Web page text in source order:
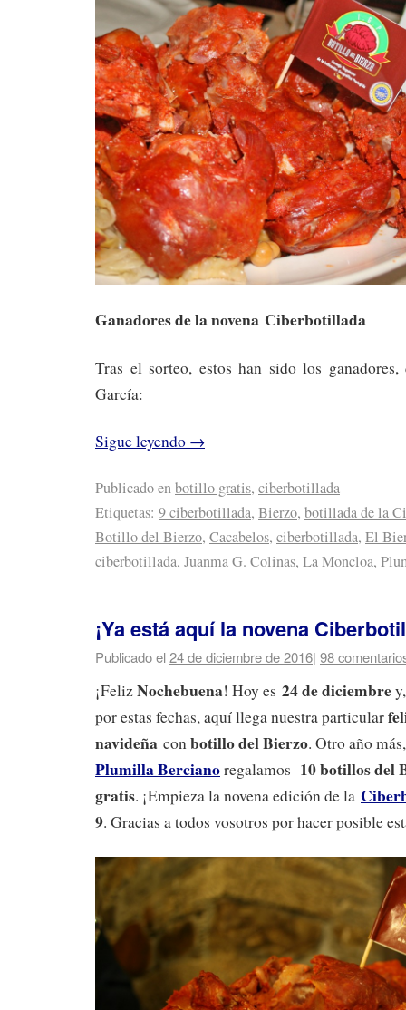
Ganadores de la novena Ciberbotillada
Tras el sorteo, estos han sido los
García:
Sigue leyendo →
Publicado enbotillo gratis, ciberbotillada
Etiquetas: 9 ciberbotillada, Bierzo, botillada de la
Botillo del Bierzo, Cacabelos, ciberbotillada, El
ciberbotillada, Juanma G. Colinas, La Moncloa,
¡Ya está aquí la novena
Publicado el24 de diciembre de 2016| 98
¡FelizNochebuena! Hoy es 24 de diciembre
por estas fechas, aquí llega nuestra particular
navideña conbotillo del Bierzo. Otro año
Plumilla Bercianoregalamos 10 botillos del
gratis. ¡Empieza la novena edición de la
9. Gracias a todos vosotros por hacer posible